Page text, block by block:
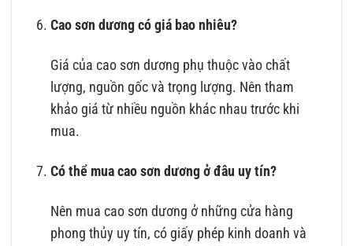
Cao sơn dương có giá bao nhiêu?
Giá của cao sơn dương phụ thuộc vào chất
lượng, nguồn gốc và trọng lượng. Nên tham
khảo giá từ nhiều nguồn khác nhau trước khi
mua.
Có thể mua cao sơn dương ở đâu uy tín?
Nên mua cao sơn dương ở những cửa hàng
phong thủy uy tín, có giấy phép kinh doanh và